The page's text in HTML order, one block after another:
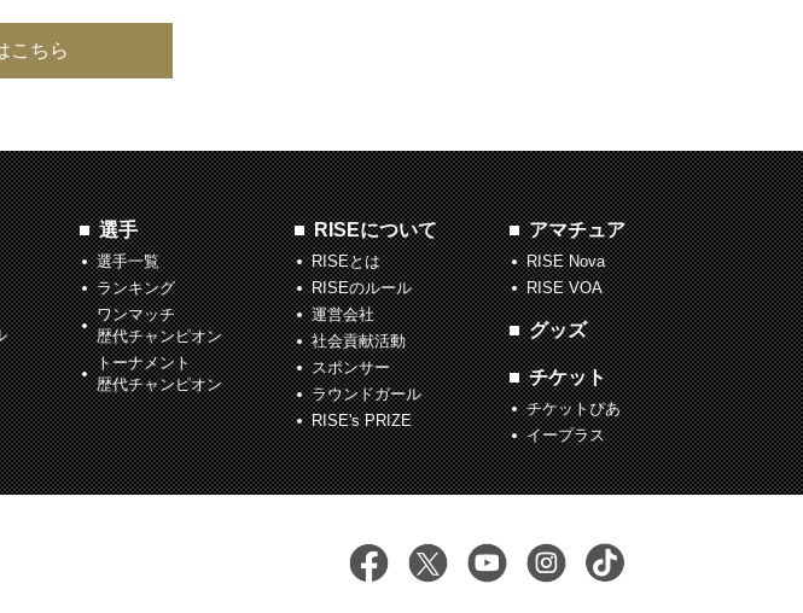
こちら
選手
選手一覧
ランキング
ワンマッチ
歴代チャンピオン
トーナメント
歴代チャンピオン
RISEについて
RISEとは
RISEのルール
運営会社
社会貢献活動
スポンサー
ラウンドガール
RISE's PRIZE
アマチュア
RISE Nova
RISE VOA
グッズ
チケット
チケットぴあ
イープラス